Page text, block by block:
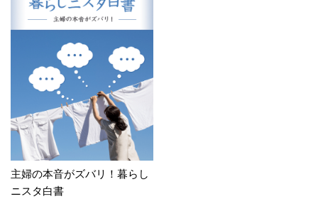
主婦の本音がズバリ！暮らし
ニスタ白書